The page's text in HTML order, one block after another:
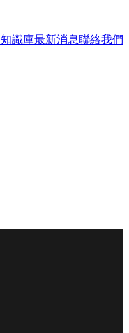
知識庫最新消息聯絡我們